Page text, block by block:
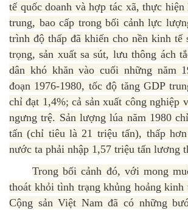
tế quốc doanh và hợp tác xã, thực hiện
trung, bao cấp trong bối cảnh lực
trình độ thấp đã khiến cho nền kinh tế
trọng, sản xuất sa sút, lưu thông ách
dân khó khăn vào cuối những năm
đoạn 1976-1980, tốc độ tăng GDP
chỉ đạt 1,4%; cả sản xuất công nghiệp
ngưng trệ. Sản lượng lúa năm 1980
tấn (chỉ tiêu là 21 triệu tấn), thấp
nước ta phải nhập 1,57 triệu tấn lương
Trong bối cảnh đó, với mong
thoát khỏi tình trạng khủng hoảng
Cộng sản Việt Nam đã có những